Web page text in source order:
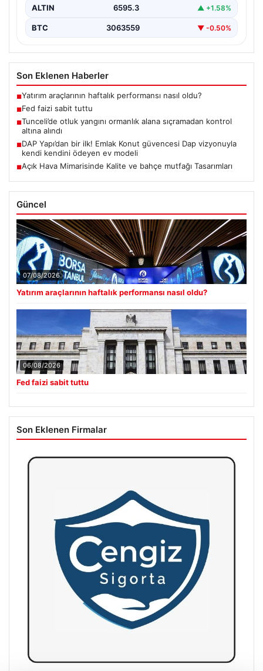
ALTIN 6595.3 ▲ +1.58%
BTC 3063559 ▼ -0.50%
Son Eklenen Haberler
■Yatırım araçlarının haftalık performansı nasıl oldu?
■Fed faizi sabit tuttu
■Tunceli’de otluk yangını ormanlık alana sıçramadan kontrol
altına alındı
■DAP Yapı’dan bir ilk! Emlak Konut güvencesi Dap vizyonuyla
kendi kendini ödeyen ev modeli
■Açık Hava Mimarisinde Kalite ve bahçe mutfağı Tasarımları
Güncel
07/08/2026
Yatırım araçlarının haftalık performansı nasıl oldu?
06/08/2026
Fed faizi sabit tuttu
Son Eklenen Firmalar